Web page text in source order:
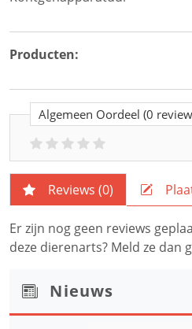
Producten:
Algemeen Oordeel (0
Reviews (0)
Er zijn nog geen reviews
deze dierenarts? Meld ze dan
Nieuws